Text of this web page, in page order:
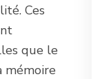
Ces
que le
mémoire